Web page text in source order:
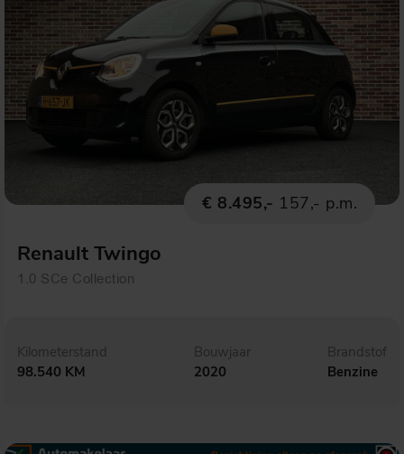
€ 8.495,- 157,- p.m.
Renault Twingo
1.0 SCe Collection
Kilometerstand
98.540 KM
Bouwjaar
2020
Brandstof
Benzine